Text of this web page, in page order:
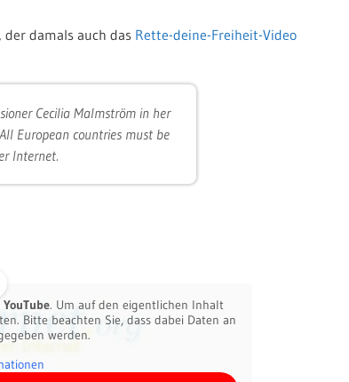
damals auch das Rette-deine-Freiheit-Video
Cecilia Malmström in her
European countries must be
Internet.
YouTube. Um auf den eigentlichen Inhalt
Bitte beachten Sie, dass dabei Daten an
werden.